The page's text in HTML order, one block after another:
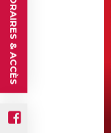
HORAIRES & ACCÈS